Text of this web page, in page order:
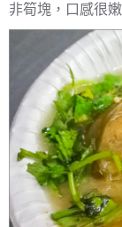
非筍塊，口感很